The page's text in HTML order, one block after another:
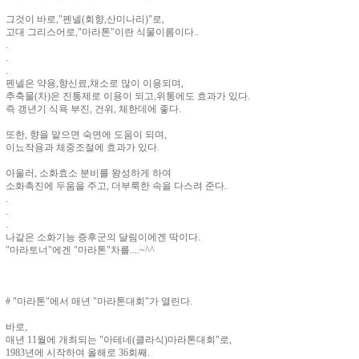
그것이 바로,"펜넬(회향,산미나리)"로,
고대 그리스어로,"마라톤"이란 식물이름이다..
.
.
.
펜넬은 약용,향신료,채소로 많이 이용되며,
추축물(차)은 진통제로 이용이 되고,위통에도 효과가 있다.
즉 갱년기 식욕 부진, 건위, 체한데에 좋다.
또한, 향을 맡으면 숙면에 도움이 되며,
이뇨작용과 체중조절에 효과가 있다.
아울러, 소화효소 분비를 왕성하게 하여
소화촉진에 두움을 주고, 더부룩한 속을 다스려 준다.
.
.
.
나같은 소화기능 증후군의 달림이에겐 딱이다.
"마라토너"에겐 "마라톤"차를....~^^
# "마라톤"에서 매년 "마라톤대회"가 열린다.
바로,
매년 11월에 개최되는 "아테네(클라식)마라톤대회"로,
1983년에 시작하여 올해로 36회째.